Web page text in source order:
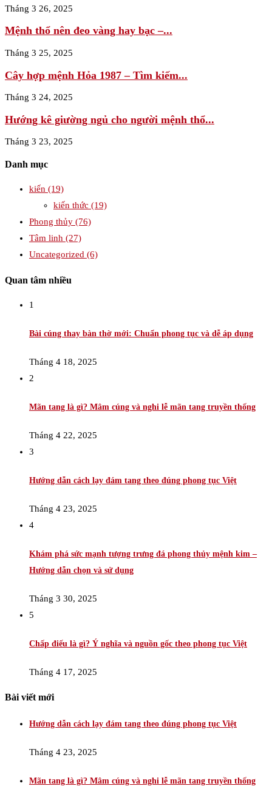
Tháng 3 26, 2025
Mệnh thổ nên đeo vàng hay bạc –...
Tháng 3 25, 2025
Cây hợp mệnh Hỏa 1987 – Tìm kiếm...
Tháng 3 24, 2025
Hướng kê giường ngủ cho người mệnh thổ...
Tháng 3 23, 2025
Danh mục
kiến (19)
kiến thức (19)
Phong thủy (76)
Tâm linh (27)
Uncategorized (6)
Quan tâm nhiều
1
Bài cúng thay bàn thờ mới: Chuẩn phong tục và dễ áp dụng
Tháng 4 18, 2025
2
Mãn tang là gì? Mâm cúng và nghi lễ mãn tang truyền thống
Tháng 4 22, 2025
3
Hướng dẫn cách lạy đám tang theo đúng phong tục Việt
Tháng 4 23, 2025
4
Khám phá sức mạnh tượng trưng đá phong thủy mệnh kim –
Hướng dẫn chọn và sử dụng
Tháng 3 30, 2025
5
Chấp điếu là gì? Ý nghĩa và nguồn gốc theo phong tục Việt
Tháng 4 17, 2025
Bài viết mới
Hướng dẫn cách lạy đám tang theo đúng phong tục Việt
Tháng 4 23, 2025
Mãn tang là gì? Mâm cúng và nghi lễ mãn tang truyền thống